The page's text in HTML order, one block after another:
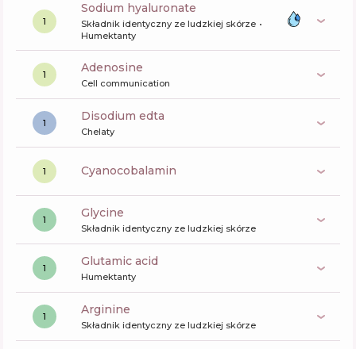
1
sodium hyaluronate
Składnik identyczny ze ludzkiej skórze
Humektanty
1 Adenosine
Cell communication
1 disodium edta
Chelaty
1 cyanocobalamin
1 glycine
Składnik identyczny ze ludzkiej skórze
1 glutamic acid
Humektanty
1 arginine
Składnik identyczny ze ludzkiej skórze